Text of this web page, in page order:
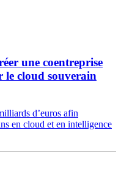
une coentreprise
le cloud souverain
d’euros afin
en cloud et en intelligence